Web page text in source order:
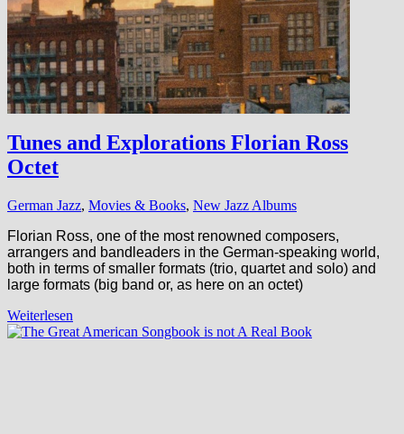
Tunes and Explorations Florian Ross
Octet
German Jazz, Movies & Books, New Jazz Albums
Florian Ross, one of the most renowned composers,
arrangers and bandleaders in the German-speaking world,
both in terms of smaller formats (trio, quartet and solo) and
large formats (big band or, as here on an octet)
Weiterlesen